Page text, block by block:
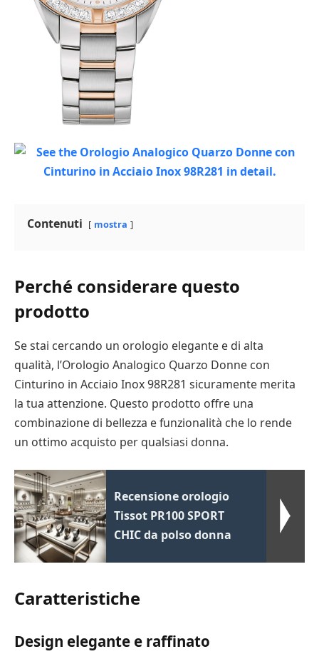
Contenuti mostra
Perché considerare questo
prodotto
Se stai cercando un orologio elegante e di alta
qualità, l’Orologio Analogico Quarzo Donne con
Cinturino in Acciaio Inox 98R281 sicuramente merita
la tua attenzione. Questo prodotto offre una
combinazione di bellezza e funzionalità che lo rende
un ottimo acquisto per qualsiasi donna.
Recensione orologio
Tissot PR100 SPORT
CHIC da polso donna
Caratteristiche
Design elegante e raffinato